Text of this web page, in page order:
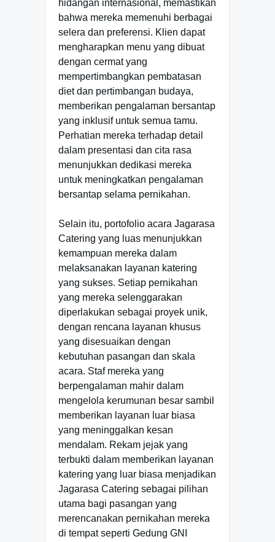
hidangan internasional, memastikan
bahwa mereka memenuhi berbagai
selera dan preferensi. Klien dapat
mengharapkan menu yang dibuat
dengan cermat yang
mempertimbangkan pembatasan
diet dan pertimbangan budaya,
memberikan pengalaman bersantap
yang inklusif untuk semua tamu.
Perhatian mereka terhadap detail
dalam presentasi dan cita rasa
menunjukkan dedikasi mereka
untuk meningkatkan pengalaman
bersantap selama pernikahan.
Selain itu, portofolio acara Jagarasa
Catering yang luas menunjukkan
kemampuan mereka dalam
melaksanakan layanan katering
yang sukses. Setiap pernikahan
yang mereka selenggarakan
diperlakukan sebagai proyek unik,
dengan rencana layanan khusus
yang disesuaikan dengan
kebutuhan pasangan dan skala
acara. Staf mereka yang
berpengalaman mahir dalam
mengelola kerumunan besar sambil
memberikan layanan luar biasa
yang meninggalkan kesan
mendalam. Rekam jejak yang
terbukti dalam memberikan layanan
katering yang luar biasa menjadikan
Jagarasa Catering sebagai pilihan
utama bagi pasangan yang
merencanakan pernikahan mereka
di tempat seperti Gedung GNI